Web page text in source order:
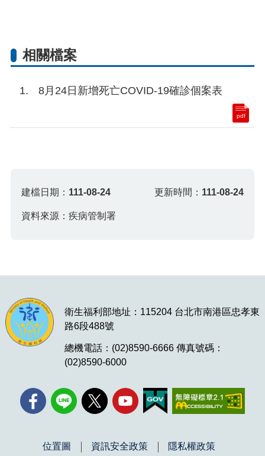
相關檔案
8月24日新增死亡COVID-19確診個案表
pdf
建檔日期： 111-08-24 更新時間： 111-08-24
資料來源：疾病管制署
衛生福利部地址：115204 台北市南港區忠孝東
路6段488號
總機電話：(02)8590-6666 傳真號碼：
(02)8590-6000
位置圖 資訊安全政策 隱私權政策